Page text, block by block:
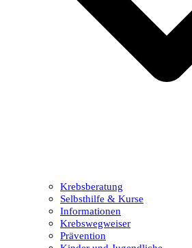
Krebsberatung
Selbsthilfe & Kurse
Informationen
Krebswegweiser
Prävention